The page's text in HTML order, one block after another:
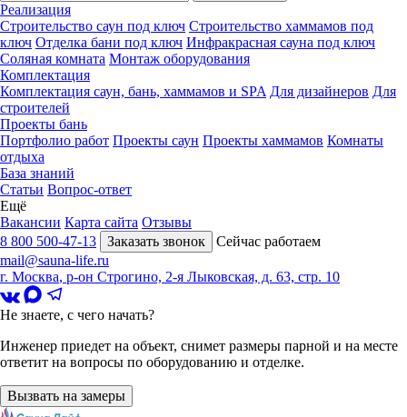
Реализация
Строительство саун под ключ Строительство хаммамов под
ключ Отделка бани под ключ Инфракрасная сауна под ключ
Соляная комната Монтаж оборудования
Комплектация
Комплектация саун, бань, хаммамов и SPA Для дизайнеров Для
строителей
Проекты бань
Портфолио работ Проекты саун Проекты хаммамов Комнаты
отдыха
База знаний
Статьи Вопрос-ответ
Ещё
Вакансии Карта сайта Отзывы
8 800 500-47-13
Заказать звонок
Сейчас работаем
mail@sauna-life.ru
г. Москва, р-он Строгино, 2-я Лыковская, д. 63, стр. 10
Не знаете, с чего начать?
Инженер приедет на объект, снимет размеры парной и на месте
ответит на вопросы по оборудованию и отделке.
Вызвать на замеры